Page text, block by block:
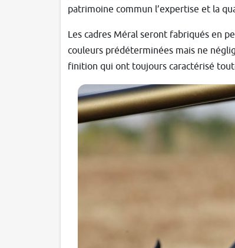
patrimoine commun l’expertise et la
Les cadres Méral seront fabriqués en
couleurs prédéterminées mais ne
finition qui ont toujours caractérisé